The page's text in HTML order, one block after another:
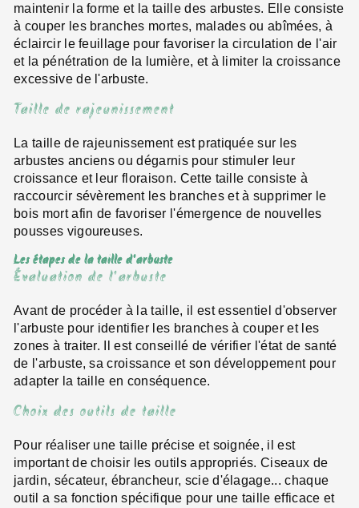
maintenir la forme et la taille des arbustes. Elle consiste
à couper les branches mortes, malades ou abîmées, à
éclaircir le feuillage pour favoriser la circulation de l'air
et la pénétration de la lumière, et à limiter la croissance
excessive de l'arbuste.
Taille de rajeunissement
La taille de rajeunissement est pratiquée sur les
arbustes anciens ou dégarnis pour stimuler leur
croissance et leur floraison. Cette taille consiste à
raccourcir sévèrement les branches et à supprimer le
bois mort afin de favoriser l'émergence de nouvelles
pousses vigoureuses.
Les étapes de la taille d'arbuste
Évaluation de l'arbuste
Avant de procéder à la taille, il est essentiel d'observer
l'arbuste pour identifier les branches à couper et les
zones à traiter. Il est conseillé de vérifier l'état de santé
de l'arbuste, sa croissance et son développement pour
adapter la taille en conséquence.
Choix des outils de taille
Pour réaliser une taille précise et soignée, il est
important de choisir les outils appropriés. Ciseaux de
jardin, sécateur, ébrancheur, scie d'élagage... chaque
outil a sa fonction spécifique pour une taille efficace et